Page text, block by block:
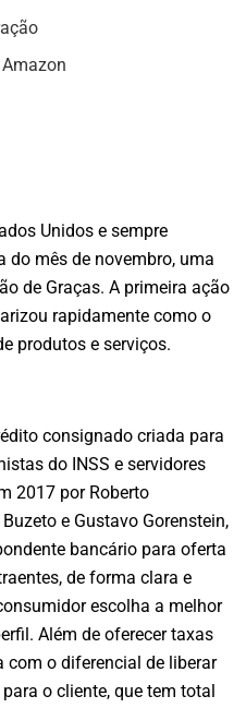
Unidos e sempre
do mês de novembro, uma
de Graças. A primeira ação
rapidamente como o
produtos e serviços.
consignado criada para
do INSS e servidores
2017 por Roberto
e Gustavo Gorenstein,
bancário para oferta
de forma clara e
escolha a melhor
Além de oferecer taxas
com o diferencial de liberar
o cliente, que tem total